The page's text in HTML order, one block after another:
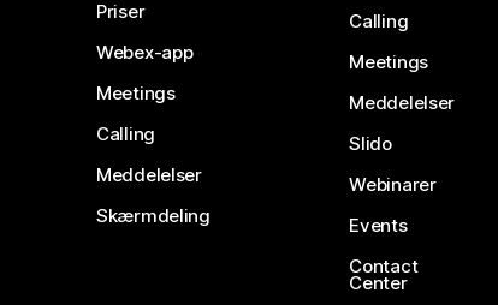
Priser
Webex-app
Meetings
Calling
Meddelelser
Skærmdeling
Calling
Meetings
Meddelelser
Slido
Webinarer
Events
Contact
Center